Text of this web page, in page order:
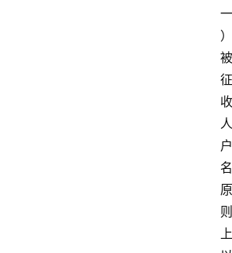
一
）
被
征
收
人
户
名
原
则
上